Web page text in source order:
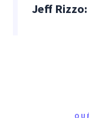
Jeff Rizzo: